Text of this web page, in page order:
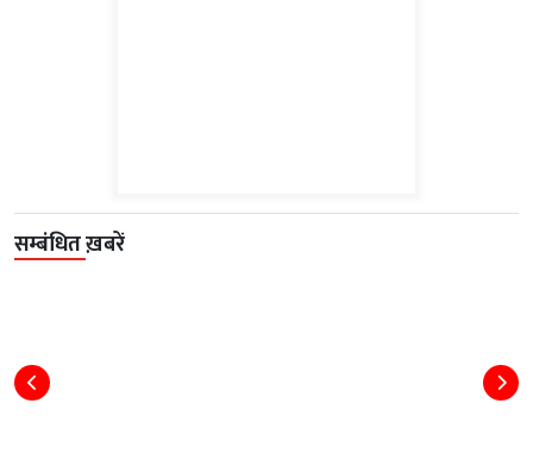
सम्बंधित ख़बरें